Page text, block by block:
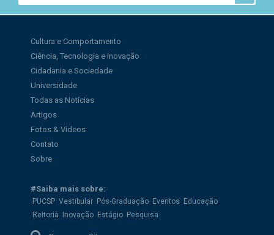
Cultura e Comportamento
Ciência, Tecnologia e Inovação
Cidadania e Sociedade
Universidade
Todas as Notícias
Artigos
Fotos & Vídeos
Contato
Sobre
#Saiba mais sobre:
PUCSP Vestibular Pós-Graduação Eventos
Educação
Reitoria
Inovação Estágio Pesquisa